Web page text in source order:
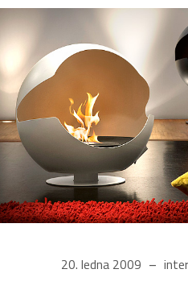
20. ledna 2009